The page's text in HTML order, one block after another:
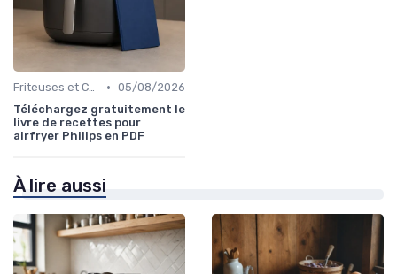
Friteuses et Cuiseurs • 05/08/2026
Téléchargez gratuitement le
livre de recettes pour
airfryer Philips en PDF
À lire aussi